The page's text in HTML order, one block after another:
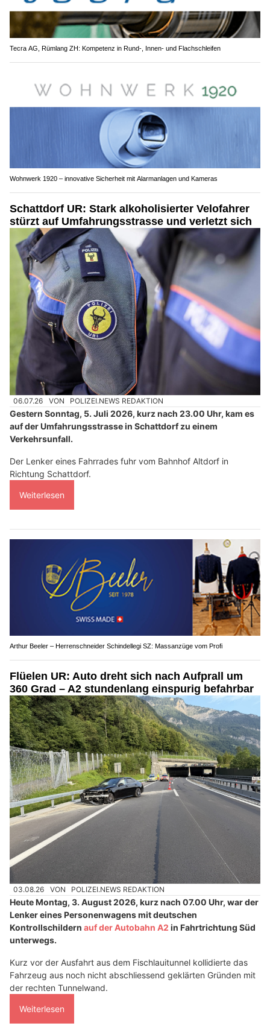
Tecra AG, Rümlang ZH: Kompetenz in Rund-, Innen- und Flachschleifen
Wohnwerk 1920 – innovative Sicherheit mit Alarmanlagen und Kameras
Schattdorf UR: Stark alkoholisierter Velofahrer
stürzt auf Umfahrungsstrasse und verletzt sich
06.07.26 VON POLIZEI.NEWS REDAKTION
Gestern Sonntag, 5. Juli 2026, kurz nach 23.00 Uhr, kam es
auf der Umfahrungsstrasse in Schattdorf zu einem
Verkehrsunfall.
Der Lenker eines Fahrrades fuhr vom Bahnhof Altdorf in
Richtung Schattdorf.
Weiterlesen
Arthur Beeler – Herrenschneider Schindellegi SZ: Massanzüge vom Profi
Flüelen UR: Auto dreht sich nach Aufprall um
360 Grad – A2 stundenlang einspurig befahrbar
03.08.26 VON POLIZEI.NEWS REDAKTION
Heute Montag, 3. August 2026, kurz nach 07.00 Uhr, war der
Lenker eines Personenwagens mit deutschen
Kontrollschildern auf der Autobahn A2 in Fahrtrichtung Süd
unterwegs.
Kurz vor der Ausfahrt aus dem Fischlauitunnel kollidierte das
Fahrzeug aus noch nicht abschliessend geklärten Gründen mit
der rechten Tunnelwand.
Weiterlesen